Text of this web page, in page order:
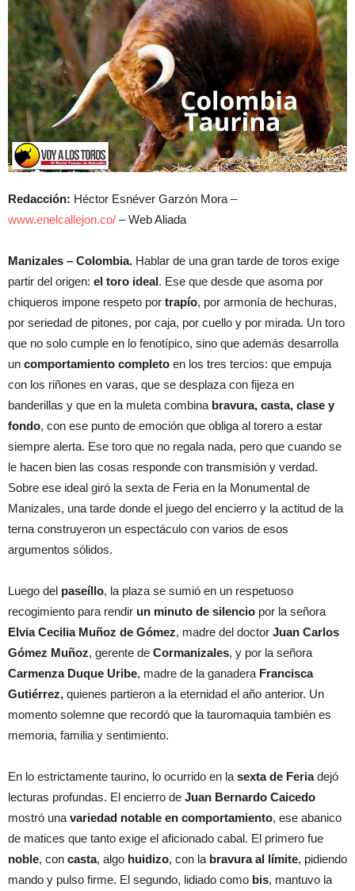
Redacción: Héctor Esnéver Garzón Mora –
www.enelcallejon.co/ – Web Aliada
Manizales – Colombia. Hablar de una gran tarde de toros exige
partir del origen: el toro ideal. Ese que desde que asoma por
chiqueros impone respeto por trapío, por armonía de hechuras,
por seriedad de pitones, por caja, por cuello y por mirada. Un toro
que no solo cumple en lo fenotípico, sino que además desarrolla
un comportamiento completo en los tres tercios: que empuja
con los riñones en varas, que se desplaza con fijeza en
banderillas y que en la muleta combina bravura, casta, clase y
fondo, con ese punto de emoción que obliga al torero a estar
siempre alerta. Ese toro que no regala nada, pero que cuando se
le hacen bien las cosas responde con transmisión y verdad.
Sobre ese ideal giró la sexta de Feria en la Monumental de
Manizales, una tarde donde el juego del encierro y la actitud de la
terna construyeron un espectáculo con varios de esos
argumentos sólidos.
Luego del paseíllo, la plaza se sumió en un respetuoso
recogimiento para rendir un minuto de silencio por la señora
Elvia Cecilia Muñoz de Gómez, madre del doctor Juan Carlos
Gómez Muñoz, gerente de Cormanizales, y por la señora
Carmenza Duque Uribe, madre de la ganadera Francisca
Gutiérrez, quienes partieron a la eternidad el año anterior. Un
momento solemne que recordó que la tauromaquia también es
memoria, familia y sentimiento.
En lo estrictamente taurino, lo ocurrido en lasexta de Feriadejó
lecturas profundas. El encierro de Juan Bernardo Caicedo
mostró unavariedad notable en comportamiento, ese abanico
de matices que tanto exige el aficionado cabal. El primero fue
noble, con casta, algo huidizo, con la bravura al límite, pidiendo
mando y pulso firme. El segundo, lidiado como bis, mantuvo la